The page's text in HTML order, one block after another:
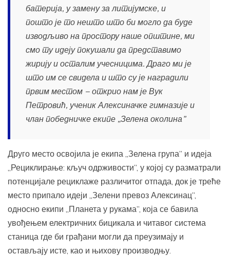
батерија, у замену за литијумске, и
пошто је то нешто што би могло да буде
изводљиво на простору наше општине, ми
смо ту идеју покушали да представимо
жирију и осталим учесницима. Драго ми је
што им се свидела и што су је наградили
првим местом − открио нам је Вук
Петровић, ученик Алексиначке гимназије и
члан победничке екипе „Зелена околина”
Друго место освојила је екипа „Зелена група” и идеја
„Рециклирање: кључ одрживости”, у којој су разматрали
потенцијале рециклаже различитог отпада, док је треће
место припало идеји „Зелени превоз Алексинац”,
односно екипи „Планета у рукама”, која се бавила
увођењем електричних бицикала и читавог система
станица где би грађани могли да преузимају и
остављају исте, као и њихову производњу.